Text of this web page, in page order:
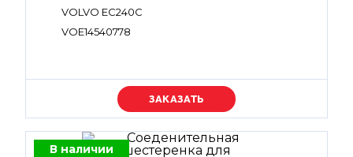
VOLVO EC240C
VOE14540778
Уточняйте цену
В наличии